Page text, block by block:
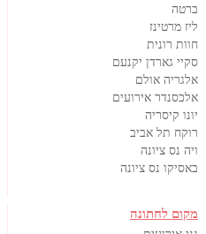
ברטה
ליז מרטינז
חוות רונית
סקיי גארדן יקנעם
אלגריה אולם
אלכסנדר אירועים
יונו קיסריה
רוקח תל אביב
ויה נס ציונה
באסיקו נס ציונה
מקום לחתונה